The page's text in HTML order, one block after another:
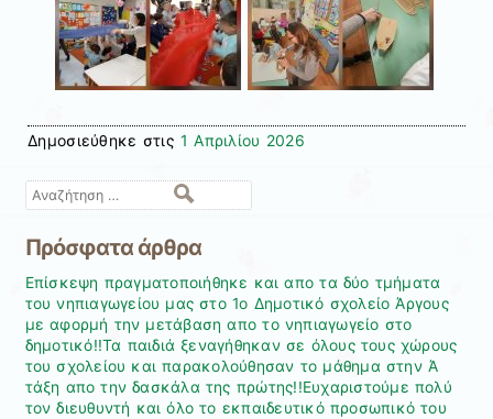
Δημοσιεύθηκε στις 1 Απριλίου 2026
Αναζήτηση
Πρόσφατα άρθρα
Επίσκεψη πραγματοποιήθηκε και απο τα δύο τμήματα
του νηπιαγωγείου μας στο 1ο Δημοτικό σχολείο Άργους
με αφορμή την μετάβαση απο το νηπιαγωγείο στο
δημοτικό!!Τα παιδιά ξεναγήθηκαν σε όλους τους χώρους
του σχολείου και παρακολούθησαν το μάθημα στην Ά
τάξη απο την δασκάλα της πρώτης!!Ευχαριστούμε πολύ
τον διευθυντή και όλο το εκπαιδευτικό προσωπικό του